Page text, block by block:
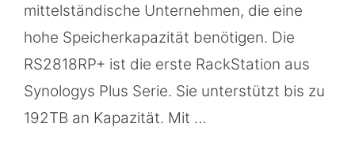
mittelständische Unternehmen, die eine
hohe Speicherkapazität benötigen. Die
RS2818RP+ ist die erste RackStation aus
Synologys Plus Serie. Sie unterstützt bis zu
192TB an Kapazität. Mit …